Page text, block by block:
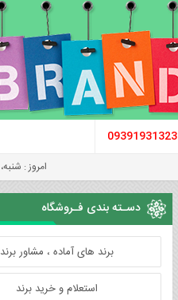
09391931323
امروز : شنبه، 17 مرداد 1405
دسـته بندی فـروشگاه
برند های آماده ، مشاور برند
استعلام و خرید برند